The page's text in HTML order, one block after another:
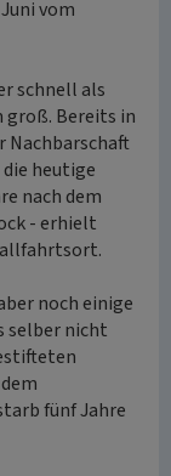
vom
schnell als
groß. Bereits in
Nachbarschaft
heutige
nach dem
- erhielt
noch einige
selber nicht
fünf Jahre